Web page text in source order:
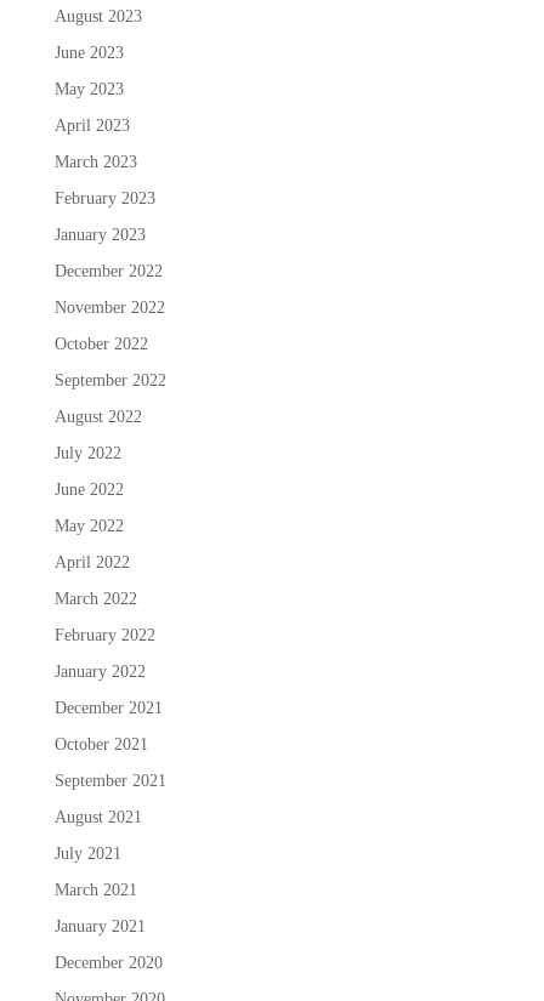
August 2023
June 2023
May 2023
April 2023
March 2023
February 2023
January 2023
December 2022
November 2022
October 2022
September 2022
August 2022
July 2022
June 2022
May 2022
April 2022
March 2022
February 2022
January 2022
December 2021
October 2021
September 2021
August 2021
July 2021
March 2021
January 2021
December 2020